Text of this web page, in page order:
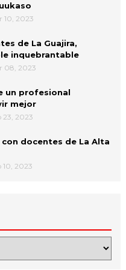
10, 2023
de La Guajira,
inquebrantable
08, 2023
un profesional
mejor
23, 2023
con docentes de La Alta
10, 2023